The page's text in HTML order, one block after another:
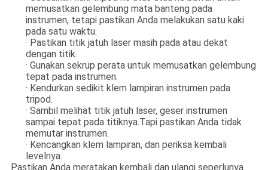
memusatkan gelembung mata banteng pada
instrumen, tetapi pastikan Anda melakukan satu kaki
pada satu waktu.
· Pastikan titik jatuh laser masih pada atau dekat
dengan titik.
· Gunakan sekrup perata untuk memusatkan gelembung
tepat pada instrumen.
· Kendurkan sedikit klem lampiran instrumen pada
tripod.
· Sambil melihat titik jatuh laser, geser instrumen
sampai tepat pada titiknya.Tapi pastikan Anda tidak
memutar instrumen.
· Kencangkan klem lampiran, dan periksa kembali
levelnya.
Pastikan Anda meratakan kembali dan ulangi seperlunya